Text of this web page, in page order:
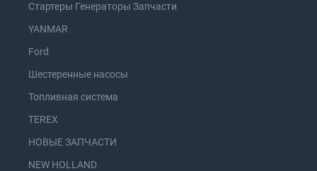
Стартеры Генераторы Запчасти
YANMAR
Ford
Шестеренные насосы
Топливная система
TEREX
НОВЫЕ ЗАПЧАСТИ
NEW HOLLAND